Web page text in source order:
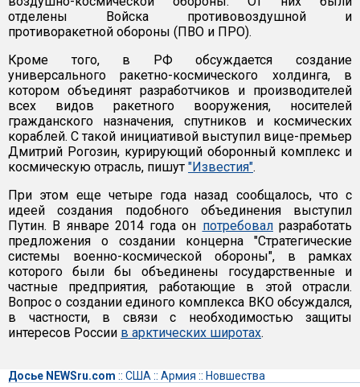
отделены Войска противовоздушной и
противоракетной обороны (ПВО и ПРО).
Кроме того, в РФ обсуждается создание
универсального ракетно-космического холдинга, в
котором объединят разработчиков и производителей
всех видов ракетного вооружения, носителей
гражданского назначения, спутников и космических
кораблей. С такой инициативой выступил вице-премьер
Дмитрий Рогозин, курирующий оборонный комплекс и
космическую отрасль, пишут "Известия".
При этом еще четыре года назад сообщалось, что с
идеей создания подобного объединения выступил
Путин. В январе 2014 года он потребовалразработать
предложения о создании концерна "Стратегические
системы военно-космической обороны", в рамках
которого были бы объединены государственные и
частные предприятия, работающие в этой отрасли.
Вопрос о создании единого комплекса ВКО обсуждался,
в частности, в связи с необходимостью защиты
интересов России в арктических широтах.
Досье NEWSru.com :: США :: Армия :: Новшества